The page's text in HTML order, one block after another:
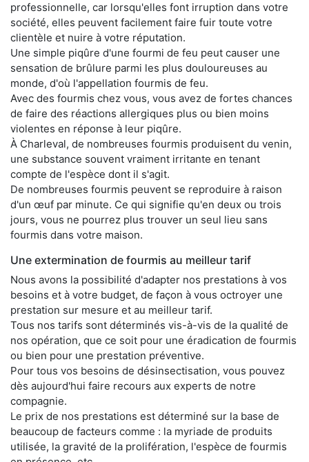
professionnelle, car lorsqu'elles font irruption dans votre
société, elles peuvent facilement faire fuir toute votre
clientèle et nuire à votre réputation.
Une simple piqûre d'une fourmi de feu peut causer une
sensation de brûlure parmi les plus douloureuses au
monde, d'où l'appellation fourmis de feu.
Avec des fourmis chez vous, vous avez de fortes chances
de faire des réactions allergiques plus ou bien moins
violentes en réponse à leur piqûre.
À Charleval, de nombreuses fourmis produisent du venin,
une substance souvent vraiment irritante en tenant
compte de l'espèce dont il s'agit.
De nombreuses fourmis peuvent se reproduire à raison
d'un œuf par minute. Ce qui signifie qu'en deux ou trois
jours, vous ne pourrez plus trouver un seul lieu sans
fourmis dans votre maison.
Une extermination de fourmis au meilleur tarif
Nous avons la possibilité d'adapter nos prestations à vos
besoins et à votre budget, de façon à vous octroyer une
prestation sur mesure et au meilleur tarif.
Tous nos tarifs sont déterminés vis-à-vis de la qualité de
nos opération, que ce soit pour une éradication de fourmis
ou bien pour une prestation préventive.
Pour tous vos besoins de désinsectisation, vous pouvez
dès aujourd'hui faire recours aux experts de notre
compagnie.
Le prix de nos prestations est déterminé sur la base de
beaucoup de facteurs comme : la myriade de produits
utilisée, la gravité de la prolifération, l'espèce de fourmis